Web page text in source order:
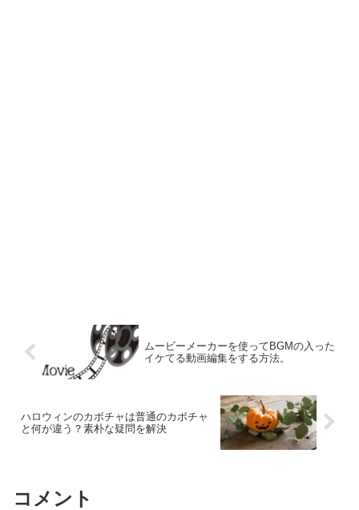
ムービーメーカーを使ってBGMの入った
イケてる動画編集をする方法。
ハロウィンのカボチャは普通のカボチャ
と何が違う？素朴な疑問を解決
コメント